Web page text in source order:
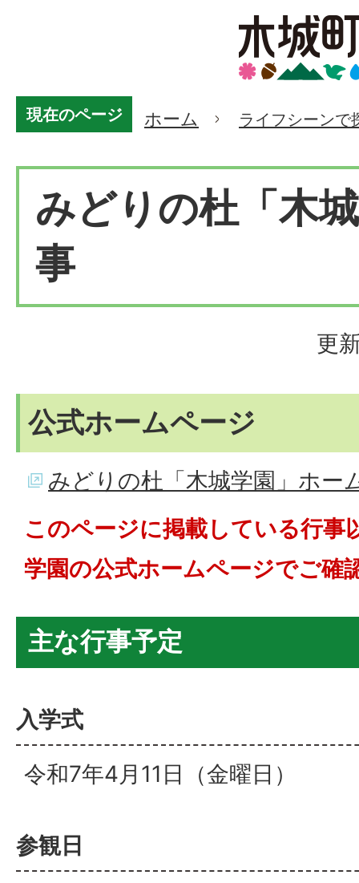
現在のページ ホーム ライフシーンで
みどりの杜「木
事
更
公式ホームページ
みどりの杜「木城学園」ホー
このページに掲載している行事
学園の公式ホームページでご確
主な行事予定
入学式
令和7年4月11日（金曜日）
参観日